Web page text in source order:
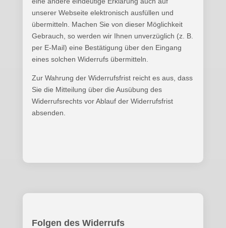
unserer Webseite elektronisch ausfüllen und
übermitteln. Machen Sie von dieser Möglichkeit
Gebrauch, so werden wir Ihnen unverzüglich (z. B.
per E-Mail) eine Bestätigung über den Eingang
eines solchen Widerrufs übermitteln.
Zur Wahrung der Widerrufsfrist reicht es aus, dass
Sie die Mitteilung über die Ausübung des
Widerrufsrechts vor Ablauf der Widerrufsfrist
absenden.
Folgen des Widerrufs